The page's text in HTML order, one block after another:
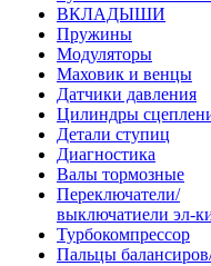
ВКЛАДЫШИ
Пружины
Модуляторы
Маховик и венцы
Датчики давления
Цилиндры
Детали ступиц
Диагностика
Валы тормозные
Переключатели/
выключатиели эл-
Турбокомпрессор
Пальцы